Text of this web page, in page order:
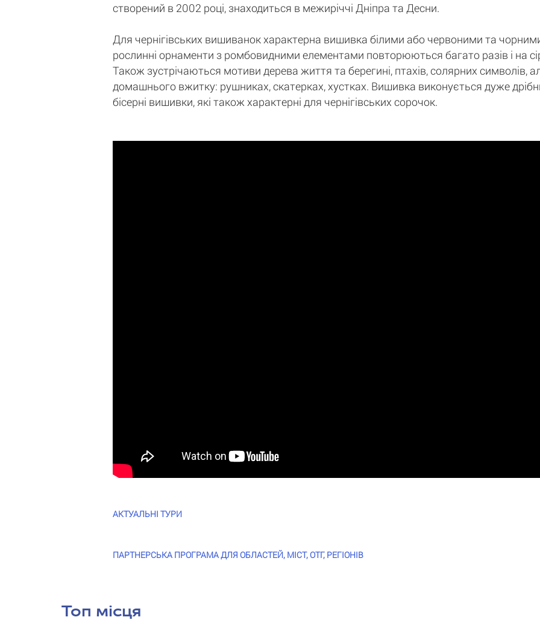
створений в 2002 році, знаходиться в межиріччі Дніпра та Десни.
Для чернігівських вишиванок характерна вишивка білими або червоними та
рослинні орнаменти з ромбовидними елементами повторюються багато разів і на
Також зустрічаються мотиви дерева життя та берегині, птахів, солярних символів,
домашнього вжитку: рушниках, скатерках, хустках. Вишивка виконується дуже
бісерні вишивки, які також характерні для чернігівських сорочок.
АКТУАЛЬНІ ТУРИ
ПАРТНЕРСЬКА ПРОГРАМА ДЛЯ ОБЛАСТЕЙ, МІСТ, ОТГ, РЕГІОНІВ
Топ місця